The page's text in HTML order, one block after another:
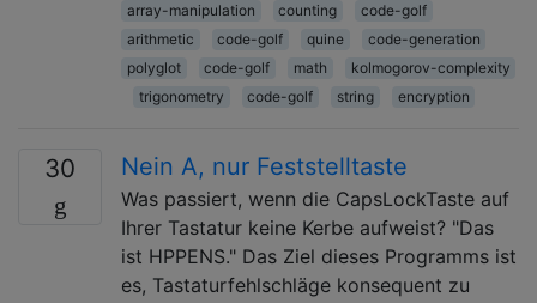
array-manipulation
counting
code-golf
arithmetic
code-golf quine
code-generation
polyglot
code-golf math
kolmogorov-complexity
trigonometry
code-golf string encryption
30 Nein A, nur Feststelltaste
Was passiert, wenn die CapsLockTaste auf
Ihrer Tastatur keine Kerbe aufweist? "Das
ist HPPENS." Das Ziel dieses Programms ist
es, Tastaturfehlschläge konsequent zu